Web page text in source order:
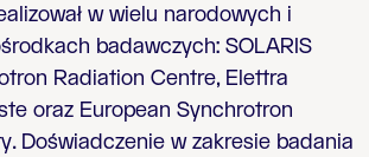
w wielu narodowych i
badawczych: SOLARIS
Radiation Centre, Elettra
oraz European Synchrotron
Doświadczenie w zakresie badania